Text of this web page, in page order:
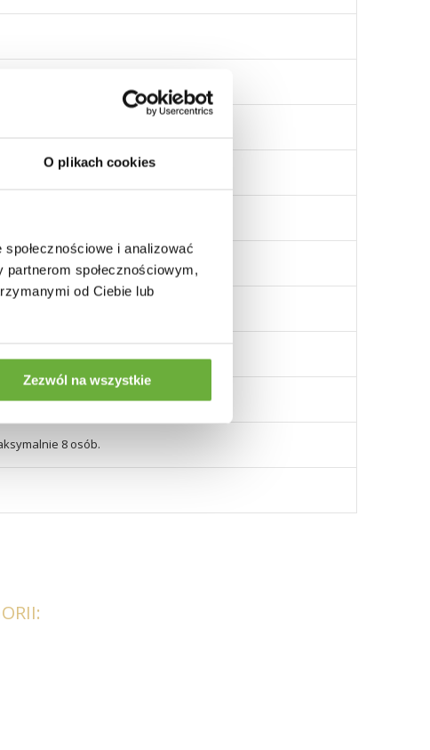
O plikach cookies
i analizować
społecznościowym,
od Ciebie lub
Zezwól na wszystkie
8 osób.